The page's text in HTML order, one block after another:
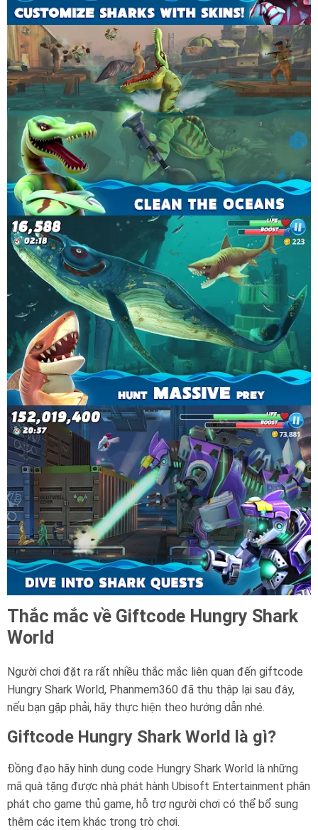
Thắc mắc về Giftcode Hungry Shark
World
Người chơi đặt ra rất nhiều thắc mắc liên quan đến giftcode
Hungry Shark World, Phanmem360 đã thu thập lại sau đây,
nếu bạn gặp phải, hãy thực hiện theo hướng dẫn nhé.
Giftcode Hungry Shark World là gì?
Đồng đạo hãy hình dung code Hungry Shark World là những
mã quà tặng được nhà phát hành Ubisoft Entertainment phân
phát cho game thủ game, hỗ trợ người chơi có thể bổ sung
thêm các item khác trong trò chơi.